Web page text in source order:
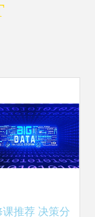
课推荐 决策分